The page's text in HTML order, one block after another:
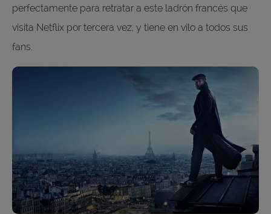
perfectamente para retratar a este ladrón francés que
visita Netflix por tercera vez, y tiene en vilo a todos sus
fans.